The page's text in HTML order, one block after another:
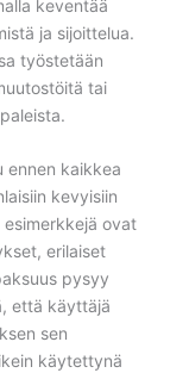
keventää
ja sijoittelua.
työstetään
tai
ennen kaikkea
kevyisiin
esimerkkejä ovat
erilaiset
pysyy
että käyttäjä
sen
käytettynä